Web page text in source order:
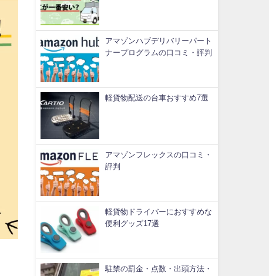
アマゾンハブデリバリーパート
ナープログラムの口コミ・評判
軽貨物配送の台車おすすめ7選
アマゾンフレックスの口コミ・
評判
軽貨物ドライバーにおすすめな
便利グッズ17選
駐禁の罰金・点数・出頭方法・